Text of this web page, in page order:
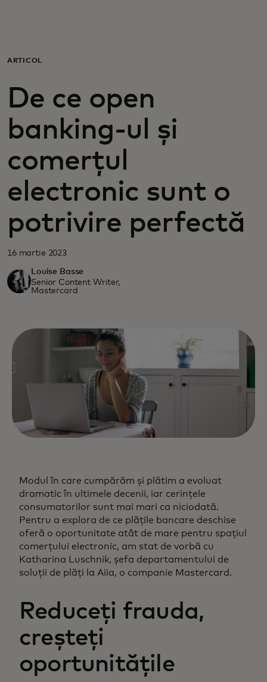
Pentru companii
Pentru întreaga lume
Pentru inovatori
Știri și tendințe
ARTICOL
De ce open
banking-ul și
comerțul
electronic sunt o
potrivire perfectă
16 martie 2023
Louise Basse
Senior Content Writer,
Mastercard
Modul în care cumpărăm și plătim a evoluat
dramatic în ultimele decenii, iar cerințele
consumatorilor sunt mai mari ca niciodată.
Pentru a explora de ce plățile bancare deschise
oferă o oportunitate atât de mare pentru spațiul
comerțului electronic, am stat de vorbă cu
Katharina Luschnik, șefa departamentului de
soluții de plăți la Aiia, o companie Mastercard.
Reduceți frauda,
creșteți
oportunitățile